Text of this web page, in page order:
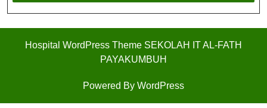
Hospital WordPress Theme SEKOLAH IT AL-FATH
PAYAKUMBUH
Powered By WordPress